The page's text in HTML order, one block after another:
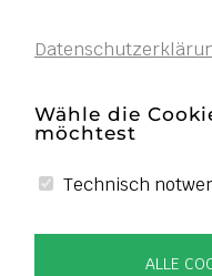
AGB
Liefer- und
Cookies bearbeiten
VERTRAG
Wähle die
möchtest
Technisch
ALLE